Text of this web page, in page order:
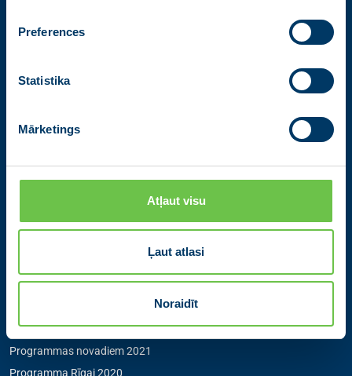
Preferences
Statistika
Mārketings
Atļaut visu
Ļaut atlasi
Noraidīt
Izvēlne
Jaunās Vienotības statūti
Programmas novadiem 2025
Programma Rīgai 2025
Programma Latvijai 2022
Programmas novadiem 2021
Programma Rīgai 2020